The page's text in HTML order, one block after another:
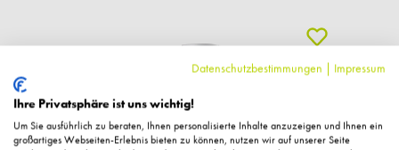
Datenschutzbestimmungen | Impressum
Ihre Privatsphäre ist uns wichtig!
Um Sie ausführlich zu beraten, Ihnen personalisierte Inhalte anzuzeigen und Ihnen ein
großartiges Webseiten-Erlebnis bieten zu können, nutzen wir auf unserer Seite